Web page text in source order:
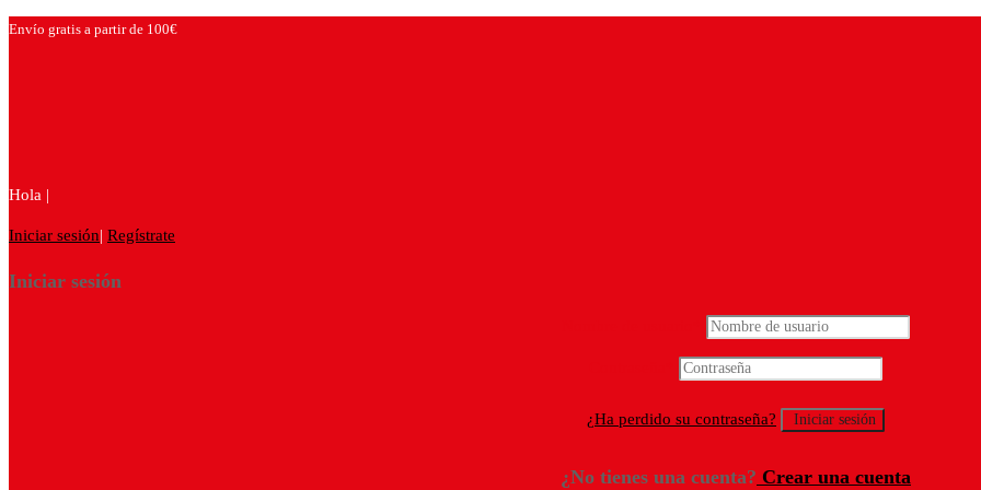
Envío gratis a partir de 100€
Hola |
Iniciar sesión| Regístrate
Iniciar sesión
¿Ha perdido su contraseña?
¿No tienes una cuenta? Crear una cuenta